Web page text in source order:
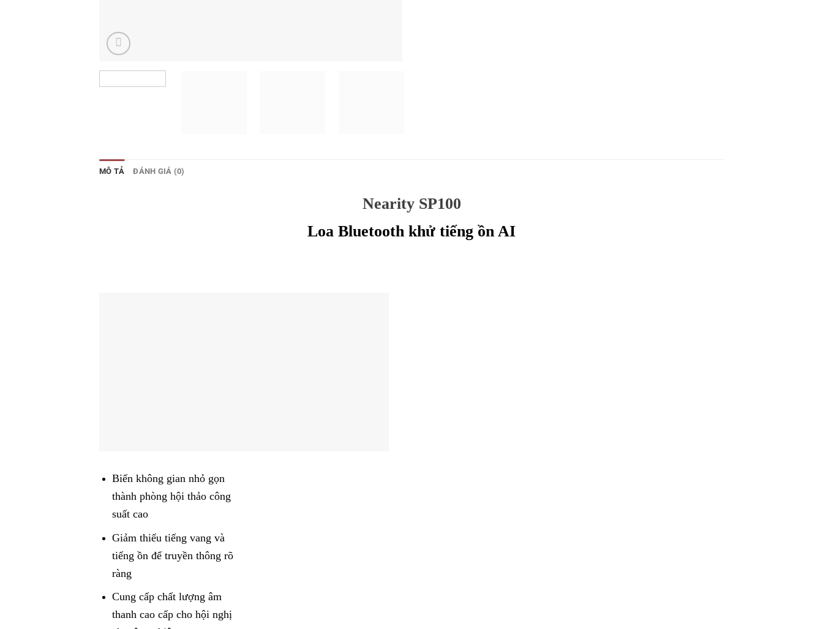
MÔ TẢ ĐÁNH GIÁ (0)
Nearity SP100
Loa Bluetooth khử tiếng ồn AI
Biến không gian nhỏ gọn
thành phòng hội thảo công
suất cao
Giảm thiểu tiếng vang và
tiếng ồn để truyền thông rõ
ràng
Cung cấp chất lượng âm
thanh cao cấp cho hội nghị